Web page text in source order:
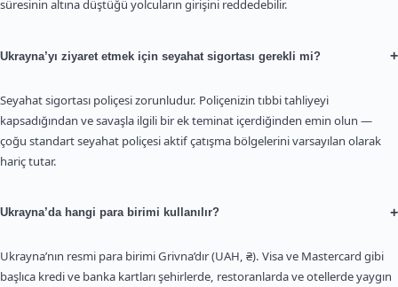
süresinin altına düştüğü yolcuların girişini reddedebilir.
Ukrayna’yı ziyaret etmek için seyahat sigortası gerekli mi? +
Seyahat sigortası poliçesi zorunludur. Poliçenizin tıbbi tahliyeyi
kapsadığından ve savaşla ilgili bir ek teminat içerdiğinden emin olun —
çoğu standart seyahat poliçesi aktif çatışma bölgelerini varsayılan olarak
hariç tutar.
Ukrayna’da hangi para birimi kullanılır? +
Ukrayna’nın resmi para birimi Grivna’dır (UAH, ₴). Visa ve Mastercard gibi
başlıca kredi ve banka kartları şehirlerde, restoranlarda ve otellerde yaygın